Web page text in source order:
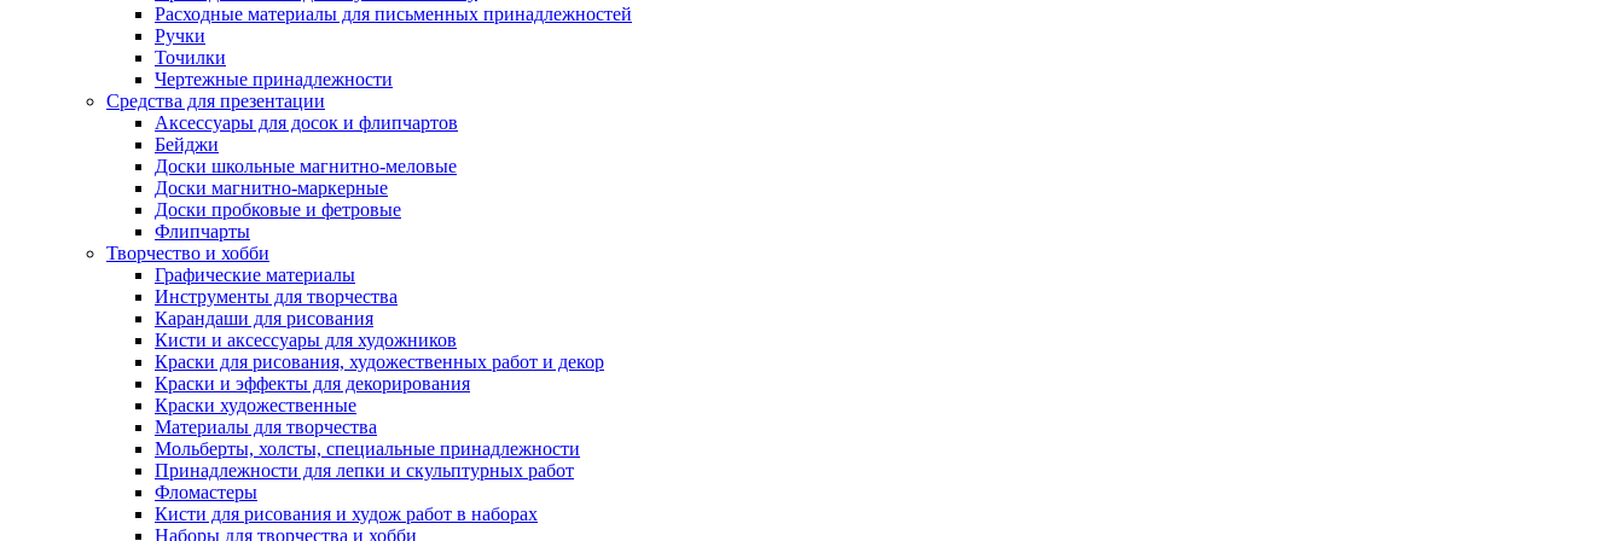
Расходные материалы для письменных принадлежностей
Ручки
Точилки
Чертежные принадлежности
Средства для презентации
Аксессуары для досок и флипчартов
Бейджи
Доски школьные магнитно-меловые
Доски магнитно-маркерные
Доски пробковые и фетровые
Флипчарты
Творчество и хобби
Графические материалы
Инструменты для творчества
Карандаши для рисования
Кисти и аксессуары для художников
Краски для рисования, художественных работ и декор
Краски и эффекты для декорирования
Краски художественные
Материалы для творчества
Мольберты, холсты, специальные принадлежности
Принадлежности для лепки и скульптурных работ
Фломастеры
Кисти для рисования и худож работ в наборах
Наборы для творчества и хобби